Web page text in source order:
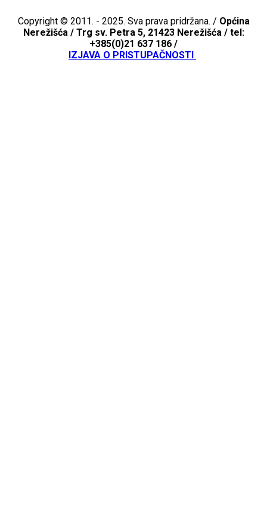
Copyright © 2011. - 2025. Sva prava pridržana. / Općina
Nerežišća /Trg sv. Petra 5, 21423 Nerežišća / tel:
+385(0)21 637 186 /
IZJAVA O PRISTUPAČNOSTI